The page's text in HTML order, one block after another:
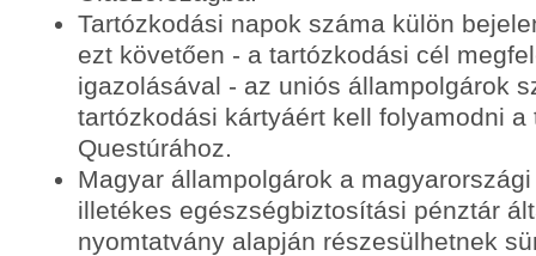
Tartózkodási napok száma külön
ezt követően - a tartózkodási cél
igazolásával - az uniós állampolgárok
tartózkodási kártyáért kell folyamodni
Questúrához.
Magyar állampolgárok a
illetékes egészségbiztosítási pénztár
nyomtatvány alapján részesülhetnek